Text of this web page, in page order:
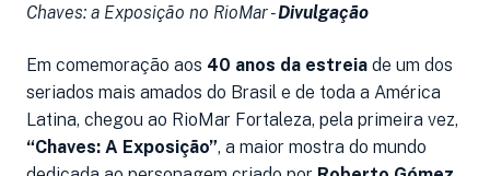
Chaves: a Exposição no RioMar -Divulgação
Em comemoração aos 40 anos da estreia de um dos
seriados mais amados do Brasil e de toda a América
Latina, chegou ao RioMar Fortaleza, pela primeira vez,
“Chaves: A Exposição”, a maior mostra do mundo